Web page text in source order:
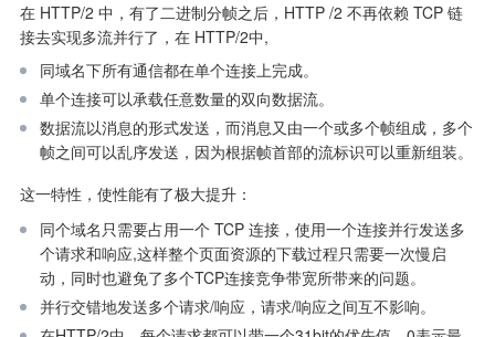
在 HTTP/2 中，有了二进制分帧之后，HTTP /2 不再依赖 TCP 链
接去实现多流并行了，在 HTTP/2中,
同域名下所有通信都在单个连接上完成。
单个连接可以承载任意数量的双向数据流。
数据流以消息的形式发送，而消息又由一个或多个帧组成，多个
帧之间可以乱序发送，因为根据帧首部的流标识可以重新组装。
这一特性，使性能有了极大提升：
同个域名只需要占用一个 TCP 连接，使用一个连接并行发送多
个请求和响应,这样整个页面资源的下载过程只需要一次慢启
动，同时也避免了多个TCP连接竞争带宽所带来的问题。
并行交错地发送多个请求/响应，请求/响应之间互不影响。